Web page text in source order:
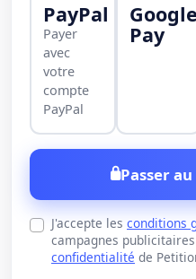
PayPal
Payer
avec
votre
compte
PayPal
Google
Pay
Passer
J'accepte les conditions
campagnes
confidentialité de